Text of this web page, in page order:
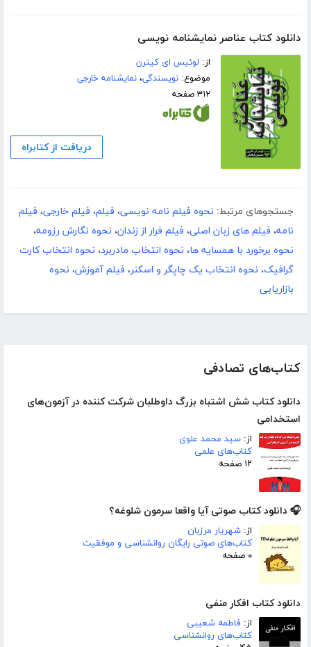
کتاب‌های تصادفی
دانلود کتاب شش اشتباه بزرگ داوطلبان شرکت کننده در آزمون‌های
استخدامی
از: سید محمد علوی
کتاب‌های علمی
۱۲ صفحه
🎧 دانلود کتاب صوتی آیا واقعا سرمون شلوغه؟
از: شهریار مرزبان
کتاب‌های صوتی رایگان روانشناسی و موفقیت
۰ صفحه
دانلود کتاب افکار منفی
از: فاطمه شعیبی
کتاب‌های روانشناسی
دانلود کتاب عناصر نمایشنامه نویسی
از: لوئیس ای کیترن
موضوع:نویسندگی،نمایشنامه خارجی
۳۱۲ صفحه
دریافت از کتابراه
جستجوهای مرتبط: نحوه فیلم نامه نویسی، فیلم، فیلم خارجی، فیلم
نامه، فیلم های زبان اصلی، فیلم فرار از زندان، نحوه نگارش رزومه،
نحوه برخورد با همسایه ها، نحوه انتخاب مادربرد، نحوه انتخاب کارت
گرافیک، نحوه انتخاب یک چاپگر و اسکنر، فیلم آموزش، نحوه
بازاریابی